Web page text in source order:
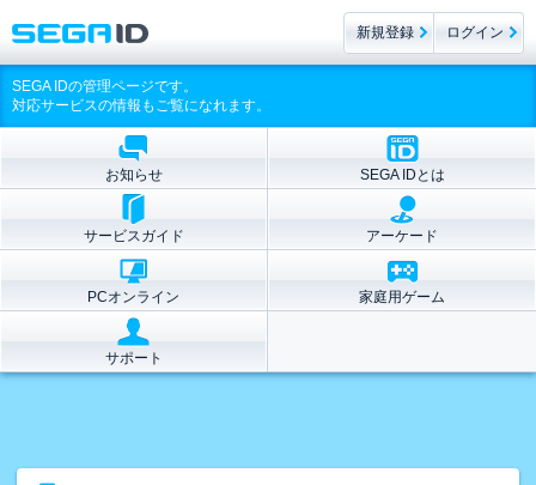
SEGA IDの管理ページです。
対応サービスの情報もご覧になれます。
お知らせ SEGA IDとは
サービスガイド アーケード
PCオンライン 家庭用ゲーム
サポート
新規登録 ログイン